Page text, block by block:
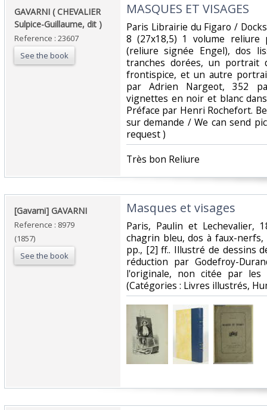
‎GAVARNI ( CHEVALIER
Sulpice-Guillaume, dit ) ‎
Reference : 23607
See the book
‎MASQUES ET VISAGES ‎
‎Paris Librairie du Figaro /
8 (27x18,5) 1 volume reliure
(reliure signée Engel), dos
tranches dorées, un portrait
frontispice, et un autre
par Adrien Nargeot, 352
vignettes en noir et blanc
Préface par Henri Rochefort.
sur demande / We can send
request ) ‎
‎Très bon Reliure ‎
‎[Gavarni] GAVARNI‎
Reference : 8979
(1857)
See the book
‎Masques et visages‎
‎Paris, Paulin et Lechevalier,
chagrin bleu, dos à faux-
pp., [2] ff.. Illustré de dessins
réduction par Godefroy-
l'originale, non citée par les
(Catégories : Livres illustrés,